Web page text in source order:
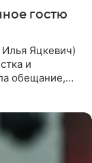
гостю
Яцкевич)
и
обещание,